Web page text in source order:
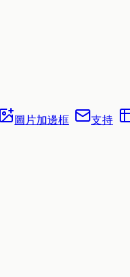
圖片加邊框 支持